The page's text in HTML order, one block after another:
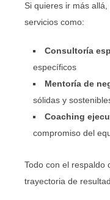
Si quieres ir más
servicios como:
Consultoría
específicos
Mentoría de
sólidas y
Coaching
compromiso del
Todo con el respaldo
trayectoria de